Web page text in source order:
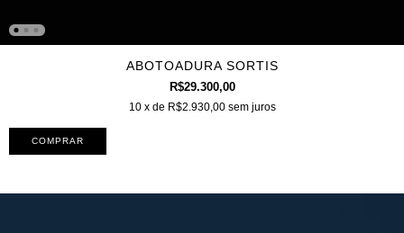
ABOTOADURA SORTIS
R$29.300,00
10 x de R$2.930,00 sem juros